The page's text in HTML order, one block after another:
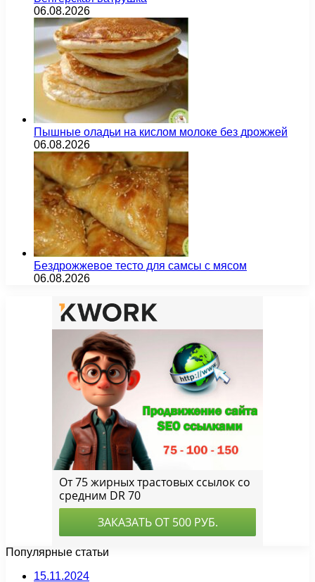
06.08.2026
Пышные оладьи на кислом молоке без дрожжей
06.08.2026
Бездрожжевое тесто для самсы с мясом
06.08.2026
Популярные статьи
15.11.2024